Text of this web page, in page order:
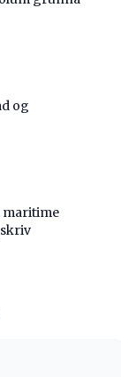
og
maritime